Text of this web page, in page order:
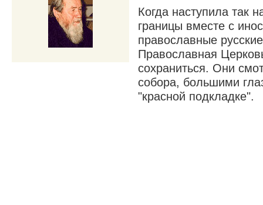
Когда наступила так
границы вместе с
православные
Православная
сохраниться. Они
собора, большими
"красной подкладке".